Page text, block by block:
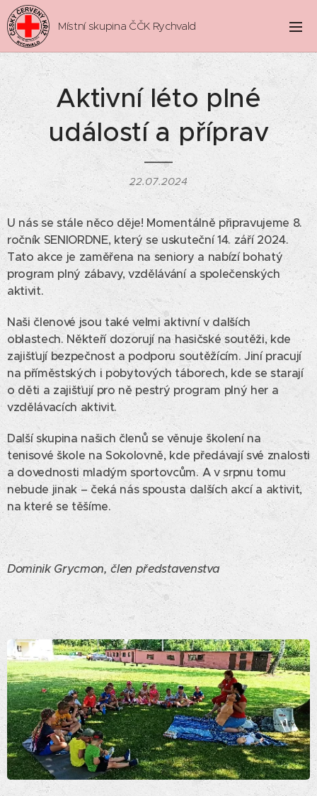
Místní skupina ČČK Rychvald
Aktivní léto plné
událostí a příprav
22.07.2024
U nás se stále něco děje! Momentálně připravujeme 8.
ročník SENIORDNE, který se uskuteční 14. září 2024.
Tato akce je zaměřena na seniory a nabízí bohatý
program plný zábavy, vzdělávání a společenských
aktivit.
Naši členové jsou také velmi aktivní v dalších
oblastech. Někteří dozorují na hasičské soutěži, kde
zajišťují bezpečnost a podporu soutěžícím. Jiní pracují
na příměstských i pobytových táborech, kde se starají
o děti a zajišťují pro ně pestrý program plný her a
vzdělávacích aktivit.
Další skupina našich členů se věnuje školení na
tenisové škole na Sokolovně, kde předávají své znalosti
a dovednosti mladým sportovcům. A v srpnu tomu
nebude jinak – čeká nás spousta dalších akcí a aktivit,
na které se těšíme.
Dominik Grycmon, člen představenstva